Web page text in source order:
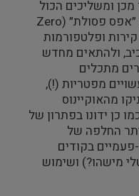
ומשליכים הכול
״אפס פסולת״ (Zero
קירות ופלטפורמות
ולהתאים מחדש
מתכלים
מפטריות (!),
מהאוקיינוס
כן ידונו בפתרון של
החלפה של
פעמיים בקודים
מישהו?) ושימוש